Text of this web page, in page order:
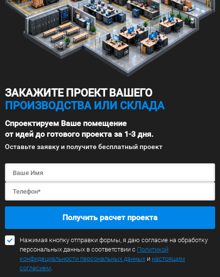
ЗАКАЖИТЕ ПРОЕКТ ВАШЕГО
ПРОИЗВОДСТВА ИЛИ СКЛАДА
Спроектируем Ваше помещение
от идей до готового проекта за 1-3 дня.
Оставьте заявку и получите бесплатный проект
Получить расчет проекта
Нажимая кнопку отправки формы, я даю согласие на обработку
персональных данных в соответствии с Политикой
конфидециальности персональных данных и настоящим
согласием